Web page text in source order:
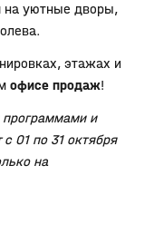
на уютные дворы,
этажах и
офисе продаж!
и
01 по 31 октября
на